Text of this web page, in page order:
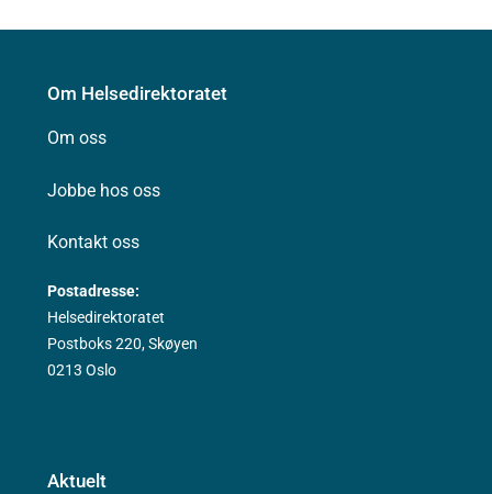
Om Helsedirektoratet
Om oss
Jobbe hos oss
Kontakt oss
Postadresse:
Helsedirektoratet
Postboks 220, Skøyen
0213 Oslo
Aktuelt